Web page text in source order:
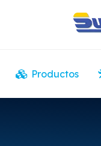
Productos